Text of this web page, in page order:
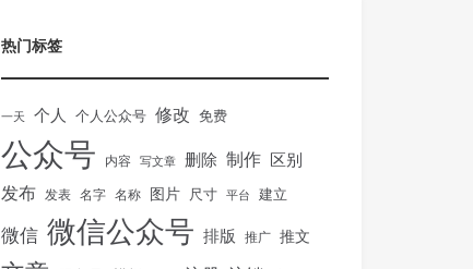
热门标签
一天 个人 个人公众号 修改 免费
公众号 内容 写文章 删除 制作 区别
发布 发表 名字 名称 图片 尺寸 平台 建立
微信 微信公众号 排版 推广 推文